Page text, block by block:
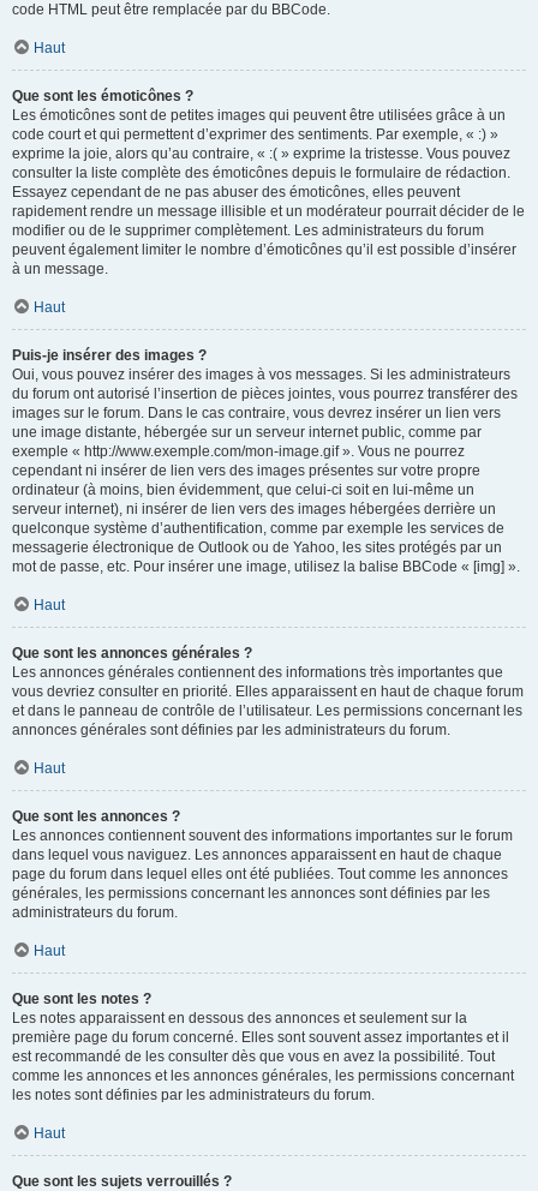
code HTML peut être remplacée par du BBCode.
Haut
Que sont les émoticônes ?
Les émoticônes sont de petites images qui peuvent être utilisées grâce à un
code court et qui permettent d’exprimer des sentiments. Par exemple, « :) »
exprime la joie, alors qu’au contraire, « :( » exprime la tristesse. Vous pouvez
consulter la liste complète des émoticônes depuis le formulaire de rédaction.
Essayez cependant de ne pas abuser des émoticônes, elles peuvent
rapidement rendre un message illisible et un modérateur pourrait décider de le
modifier ou de le supprimer complètement. Les administrateurs du forum
peuvent également limiter le nombre d’émoticônes qu’il est possible d’insérer
à un message.
Haut
Puis-je insérer des images ?
Oui, vous pouvez insérer des images à vos messages. Si les administrateurs
du forum ont autorisé l’insertion de pièces jointes, vous pourrez transférer des
images sur le forum. Dans le cas contraire, vous devrez insérer un lien vers
une image distante, hébergée sur un serveur internet public, comme par
exemple « http://www.exemple.com/mon-image.gif ». Vous ne pourrez
cependant ni insérer de lien vers des images présentes sur votre propre
ordinateur (à moins, bien évidemment, que celui-ci soit en lui-même un
serveur internet), ni insérer de lien vers des images hébergées derrière un
quelconque système d’authentification, comme par exemple les services de
messagerie électronique de Outlook ou de Yahoo, les sites protégés par un
mot de passe, etc. Pour insérer une image, utilisez la balise BBCode « [img] ».
Haut
Que sont les annonces générales ?
Les annonces générales contiennent des informations très importantes que
vous devriez consulter en priorité. Elles apparaissent en haut de chaque forum
et dans le panneau de contrôle de l’utilisateur. Les permissions concernant les
annonces générales sont définies par les administrateurs du forum.
Haut
Que sont les annonces ?
Les annonces contiennent souvent des informations importantes sur le forum
dans lequel vous naviguez. Les annonces apparaissent en haut de chaque
page du forum dans lequel elles ont été publiées. Tout comme les annonces
générales, les permissions concernant les annonces sont définies par les
administrateurs du forum.
Haut
Que sont les notes ?
Les notes apparaissent en dessous des annonces et seulement sur la
première page du forum concerné. Elles sont souvent assez importantes et il
est recommandé de les consulter dès que vous en avez la possibilité. Tout
comme les annonces et les annonces générales, les permissions concernant
les notes sont définies par les administrateurs du forum.
Haut
Que sont les sujets verrouillés ?